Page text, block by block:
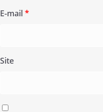
E-mail*
Site